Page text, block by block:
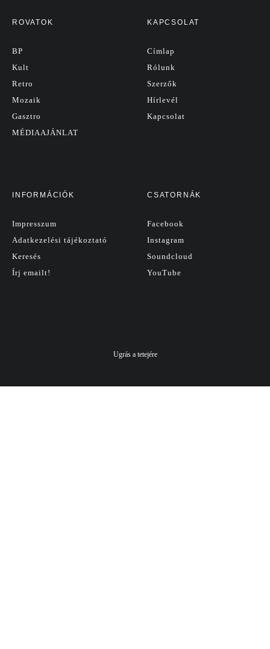
ROVATOK
BP
Kult
Retro
Mozaik
Gasztro
MÉDIAAJÁNLAT
KAPCSOLAT
Címlap
Rólunk
Szerzők
Hírlevél
Kapcsolat
INFORMÁCIÓK
Impresszum
Adatkezelési tájékoztató
Keresés
Írj emailt!
CSATORNÁK
Facebook
Instagram
Soundcloud
YouTube
Ugrás a tetejére